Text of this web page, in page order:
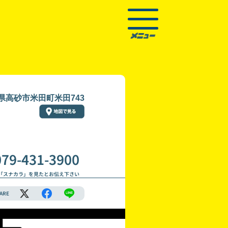
高砂市米田町米田743
431-3900
スナカラ」を見たとお伝え下さい